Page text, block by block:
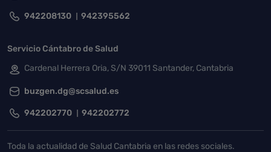
942208130 942395562
Servicio Cántabro de Salud
Cardenal Herrera Oria, S/N 39011 Santander, Cantabria
buzgen.dg@scsalud.es
942202770 942202772
Toda la actualidad de Salud Cantabria en las redes sociales.